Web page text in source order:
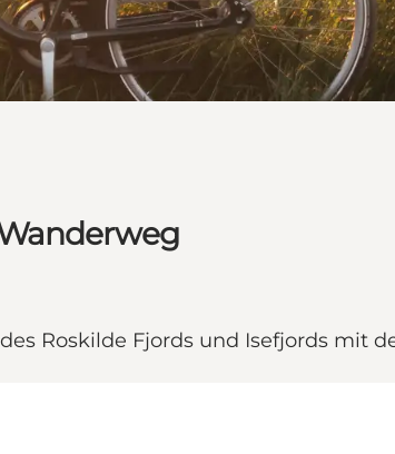
Roskilde Fjords und Isefjords mit